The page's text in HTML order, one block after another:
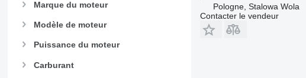
Marque du moteur
Modèle de moteur
Puissance du moteur
Carburant
Pologne, Stalowa Wola
Contacter le vendeur